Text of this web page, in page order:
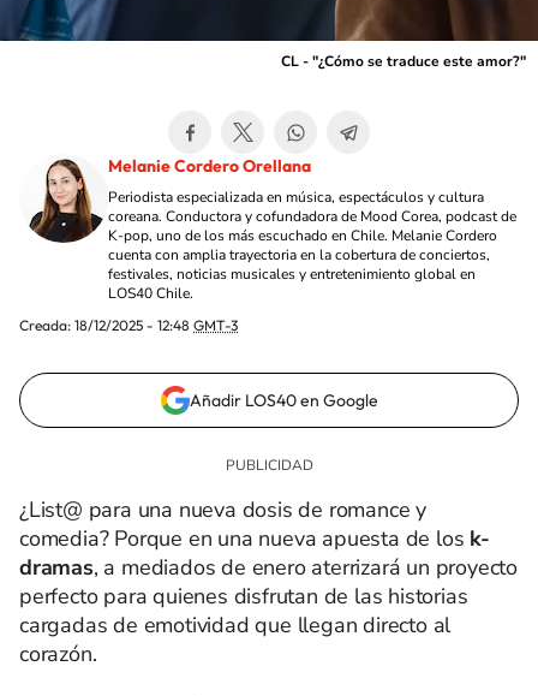
CL - "¿Cómo se traduce este amor?"
Melanie Cordero Orellana
Periodista especializada en música, espectáculos y cultura
coreana. Conductora y cofundadora de Mood Corea, podcast de
K-pop, uno de los más escuchado en Chile. Melanie Cordero
cuenta con amplia trayectoria en la cobertura de conciertos,
festivales, noticias musicales y entretenimiento global en
LOS40 Chile.
Creada: 18/12/2025 - 12:48 GMT-3
Añadir LOS40 en Google
¿List@ para una nueva dosis de romance y
comedia? Porque en una nueva apuesta de los k-
dramas, a mediados de enero aterrizará un proyecto
perfecto para quienes disfrutan de las historias
cargadas de emotividad que llegan directo al
corazón.